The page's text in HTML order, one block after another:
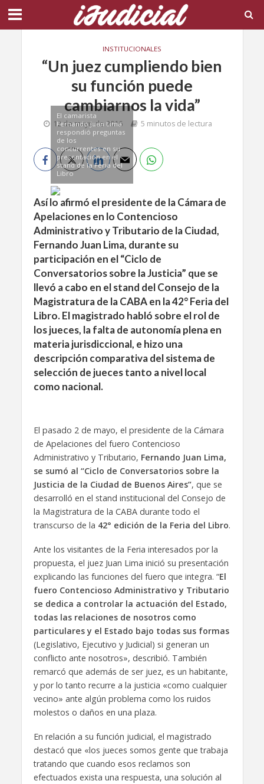
INSTITUCIONALES
“Un juez cumpliendo bien
su función puede
cambiarnos la vida”
12 de mayo de 2016 5 minutos de lectura
El camarista
Fernando Juan Lima
respondió preguntas
de los
concurrentes en su
presentación en el
stand de la Feria del
Libro
Así lo afirmó el presidente de la Cámara de
Apelaciones en lo Contencioso
Administrativo y Tributario de la Ciudad,
Fernando Juan Lima, durante su
participación en el “Ciclo de
Conversatorios sobre la Justicia” que se
llevó a cabo en el stand del Consejo de la
Magistratura de la CABA en la 42° Feria del
Libro. El magistrado habló sobre el rol de
los jueces, la falta de autonomía plena en
materia jurisdiccional, e hizo una
descripción comparativa del sistema de
selección de jueces tanto a nivel local
como nacional.
El pasado 2 de mayo, el presidente de la Cámara
de Apelaciones del fuero Contencioso
Administrativo y Tributario, Fernando Juan Lima,
se sumó al “Ciclo de Conversatorios sobre la
Justicia de la Ciudad de Buenos Aires”, que se
desarrolló en el stand institucional del Consejo de
la Magistratura de la CABA durante todo el
transcurso de la 42° edición de la Feria del Libro.
Ante los visitantes de la Feria interesados por la
propuesta, el juez Juan Lima inició su presentación
explicando las funciones del fuero que integra. “El
fuero Contencioso Administrativo y Tributario
se dedica a controlar la actuación del Estado,
todas las relaciones de nosotros como
particulares y el Estado bajo todas sus formas
(Legislativo, Ejecutivo y Judicial) si generan un
conflicto ante nosotros», describió. También
remarcó que además de ser juez, es un habitante,
y por lo tanto recurre a la justicia «como cualquier
vecino» ante algún problema como los ruidos
molestos o daños en una plaza.
En relación a su función judicial, el magistrado
destacó que «los jueces somos gente que trabaja
tratando que cuando esos reclamos son
efectuados exista una respuesta, una solución al